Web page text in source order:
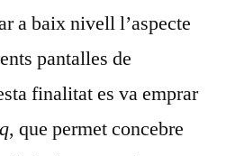
a baix nivell l’aspecte
pantalles de
finalitat es va emprar
, que permet concebre